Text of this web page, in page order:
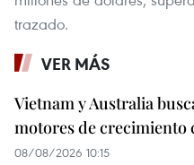
trazado.
VER MÁS
Vietnam y Australia
motores de crecimiento
08/08/2026 10:15